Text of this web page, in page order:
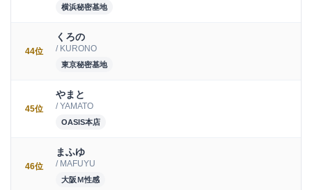
横浜秘密基地
44位
くろの
/ KURONO
東京秘密基地
45位
やまと
/ YAMATO
OASIS本店
46位
まふゆ
/ MAFUYU
大阪Ｍ性感